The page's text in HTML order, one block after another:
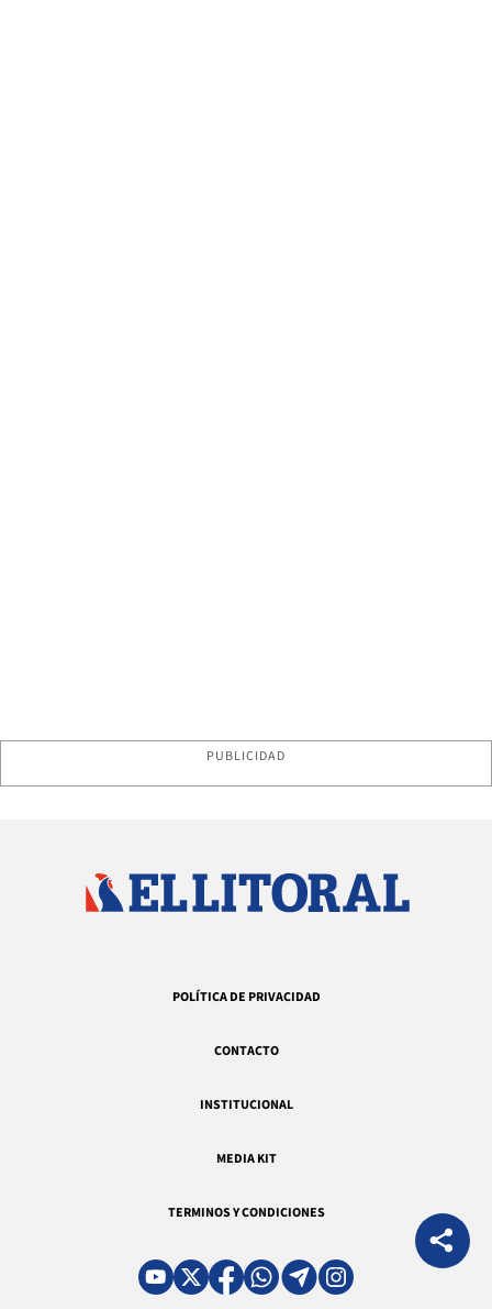
PUBLICIDAD
POLÍTICA DE PRIVACIDAD
CONTACTO
INSTITUCIONAL
MEDIA KIT
TERMINOS Y CONDICIONES